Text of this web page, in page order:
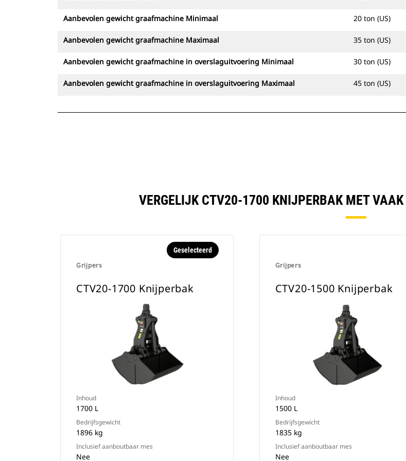
Aanbevolen gewicht graafmachine Minimaal 20 ton (US)
Aanbevolen gewicht graafmachine Maximaal 35 ton (US)
Aanbevolen gewicht graafmachine in overslaguitvoering Minimaal 30 ton (US)
Aanbevolen gewicht graafmachine in overslaguitvoering Maximaal 45 ton (US)
VERGELIJK CTV20-1700 KNIJPERBAK MET VAAK
Grijpers
Geselecteerd
CTV20-1700 Knijperbak
Inhoud
1700 L
Bedrijfsgewicht
1896 kg
Inclusief aanboutbaar mes
Nee
Grijpers
CTV20-1500 Knijperbak
Inhoud
1500 L
Bedrijfsgewicht
1835 kg
Inclusief aanboutbaar mes
Nee